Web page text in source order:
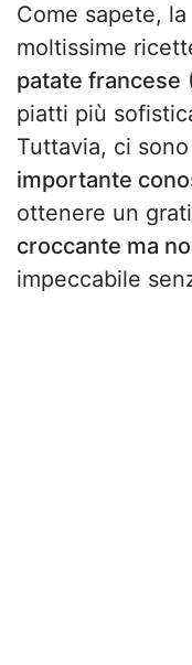
Come sapete,
moltissime
patate francese
piatti più
Tuttavia, ci
importante
ottenere un
croccante ma
impeccabile